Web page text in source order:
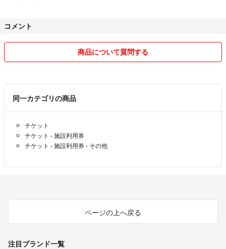
コメント
商品について質問する
同一カテゴリの商品
チケット
チケット › 施設利用券
チケット › 施設利用券 › その他
ページの上へ戻る
注目ブランド一覧